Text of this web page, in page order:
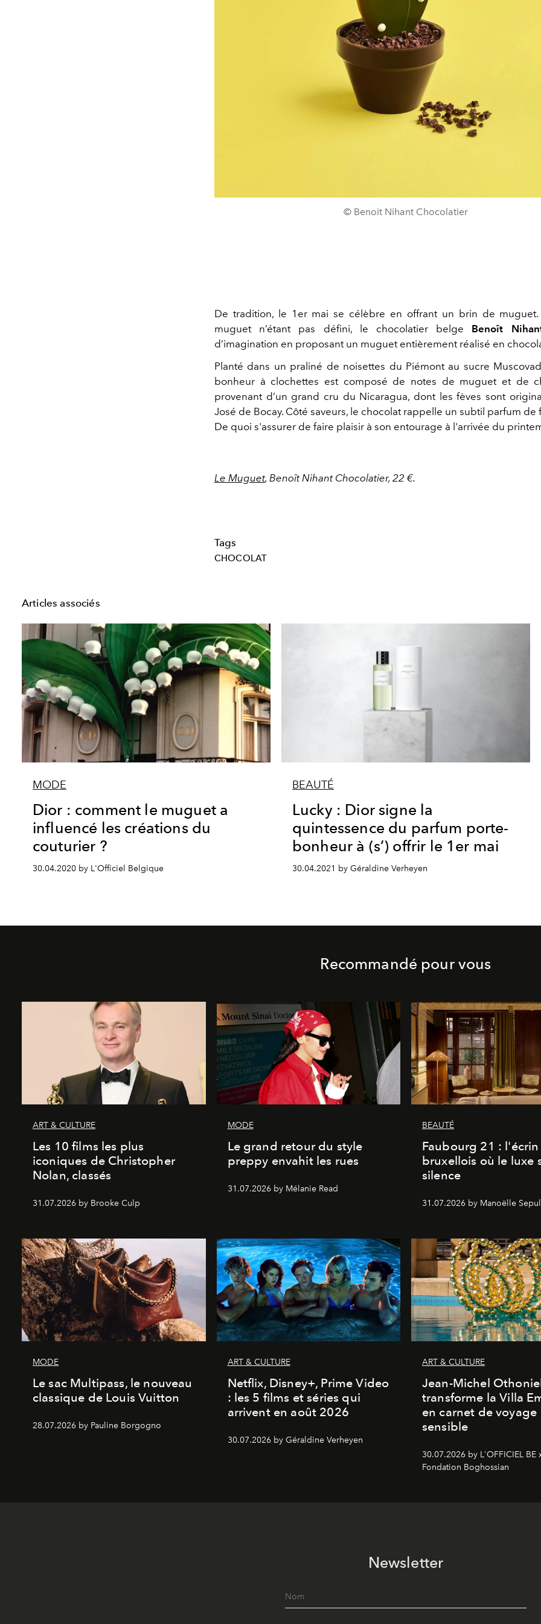
© Benoit Nihant Chocolatier
De tradition, le 1er mai se célèbre en offrant un brin de
muguet n’étant pas défini, le chocolatier belge Benoît
d’imagination en proposant un muguet entièrement réalisé en
Planté dans un praliné de noisettes du Piémont au sucre
bonheur à clochettes est composé de notes de muguet et de
provenant d’un grand cru du Nicaragua, dont les fèves sont
José de Bocay. Côté saveurs, le chocolat rappelle un subtil parfum de
De quoi s'assurer de faire plaisir à son entourage à l'arrivée du
Le Muguet, Benoît Nihant Chocolatier, 22 €.
Tags
CHOCOLAT
Articles associés
MODE
Dior : comment le muguet a
influencé les créations du
couturier ?
30.04.2020 by L'Officiel Belgique
BEAUTÉ
Lucky : Dior signe la
quintessence du parfum porte-
bonheur à (s’) offrir le 1er mai
30.04.2021 by Géraldine Verheyen
Recommandé pour vous
ART & CULTURE
Les 10 films les plus
iconiques de Christopher
Nolan, classés
31.07.2026 by Brooke Culp
MODE
Le grand retour du style
preppy envahit les rues
31.07.2026 by Mélanie Read
BEAUTÉ
Faubourg 21 : l'écrin
bruxellois où le luxe
silence
31.07.2026 by Manoëlle
MODE
Le sac Multipass, le nouveau
classique de Louis Vuitton
28.07.2026 by Pauline Borgogno
ART & CULTURE
Netflix, Disney+, Prime Video
: les 5 films et séries qui
arrivent en août 2026
30.07.2026 by Géraldine Verheyen
ART & CULTURE
Jean-Michel
transforme la Villa
en carnet de voyage
sensible
30.07.2026 by L'OFFICIEL BE
Fondation Boghossian
Newsletter